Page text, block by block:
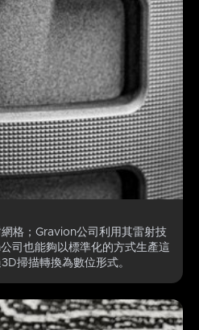
格；Gravion公司利用其雷射技
司也能夠以標準化的方式生產這
掃描轉換為數位形式。